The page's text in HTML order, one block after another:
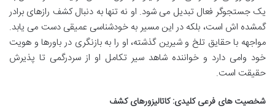
یک جستجوگر فعال تبدیل می شود. او نه تنها به دنبال کشف رازهای برادر
گمشده اش است، بلکه در این مسیر به خودشناسی عمیقی دست می یابد.
مواجهه با حقایق تلخ و شیرین گذشته، او را به بازنگری در باورها و هویت
خود وامی دارد و خواننده شاهد سیر تکامل او از سردرگمی تا پذیرش
حقیقت است.
شخصیت های فرعی کلیدی: کاتالیزورهای کشف